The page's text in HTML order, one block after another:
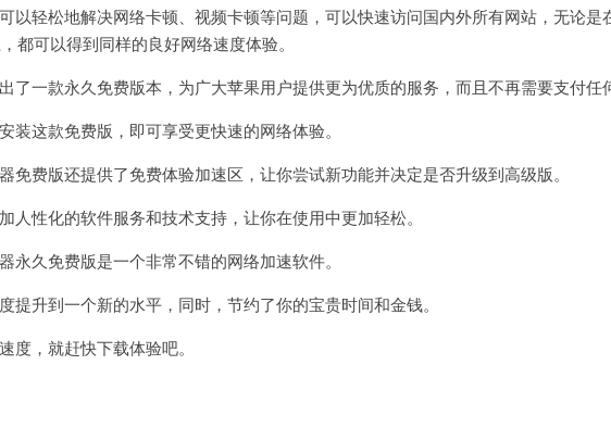
轻松地解决网络卡顿、视频卡顿等问题，可以快速访问国内外所有网站，无论是
都可以得到同样的良好网络速度体验。
一款永久免费版本，为广大苹果用户提供更为优质的服务，而且不再需要支付任
这款免费版，即可享受更快速的网络体验。
费版还提供了免费体验加速区，让你尝试新功能并决定是否升级到高级版。
性化的软件服务和技术支持，让你在使用中更加轻松。
久免费版是一个非常不错的网络加速软件。
升到一个新的水平，同时，节约了你的宝贵时间和金钱。
，就赶快下载体验吧。